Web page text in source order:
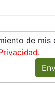
de mis
.